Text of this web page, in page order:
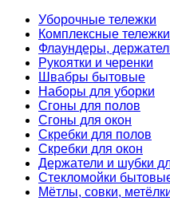
Уборочные тележки
Комплексные тележки
Флаундеры,
Рукоятки и черенки
Швабры бытовые
Наборы для уборки
Сгоны для полов
Сгоны для окон
Скребки для полов
Скребки для окон
Держатели и шубки
Стекломойки
Мётлы, совки,